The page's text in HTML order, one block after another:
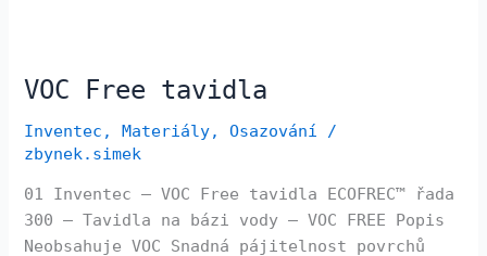
VOC Free tavidla
Inventec ,Materiály,Osazování
/
zbynek.simek
01 Inventec – VOC Free tavidla ECOFREC™ řada
300 – Tavidla na bázi vody – VOC FREE Popis
Neobsahuje VOC Snadná pájitelnost povrchů
VOC
tavidla